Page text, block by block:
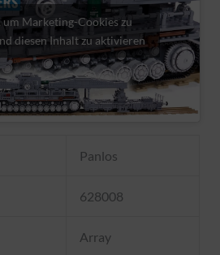
um Marketing-Cookies zu
diesen Inhalt zu aktivieren
Panlos
628008
Array